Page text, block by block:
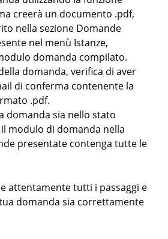
creerà un documento .pdf,
nella sezione Domande
nel menù Istanze,
domanda compilato.
domanda, verifica di aver
di conferma contenente la
.pdf.
domanda sia nello stato
modulo di domanda nella
presentate contenga tutte le
attentamente tutti i passaggi e
domanda sia correttamente